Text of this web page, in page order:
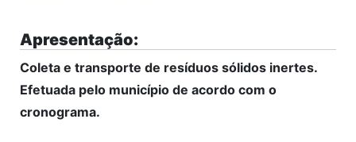
Apresentação:
Coleta e transporte de resíduos sólidos inertes.
Efetuada pelo município de acordo com o
cronograma.